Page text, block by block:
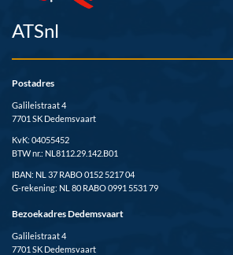
ATSnl
Postadres
Galileistraat 4
7701 SK Dedemsvaart
KvK: 04055452
BTW nr.: NL8112.29.142.B01
IBAN: NL 37 RABO 0152 5217 04
G-rekening: NL 80 RABO 0991 5531 79
Bezoekadres Dedemsvaart
Galileistraat 4
7701 SK Dedemsvaart